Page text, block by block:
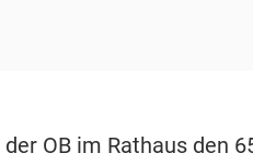
OB im Rathaus den